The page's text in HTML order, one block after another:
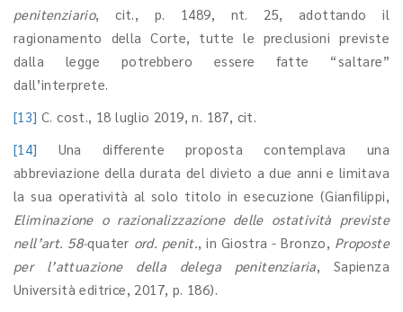
penitenziario, cit., p. 1489, nt. 25, adottando il
ragionamento della Corte, tutte le preclusioni previste
dalla legge potrebbero essere fatte “saltare”
dall’interprete.
[13] C. cost., 18 luglio 2019, n. 187, cit.
[14] Una differente proposta contemplava una
abbreviazione della durata del divieto a due anni e limitava
la sua operatività al solo titolo in esecuzione (Gianfilippi,
Eliminazione o razionalizzazione delle ostatività previste
nell’art. 58-quater ord. penit., in Giostra - Bronzo, Proposte
per l’attuazione della delega penitenziaria, Sapienza
Università editrice, 2017, p. 186).